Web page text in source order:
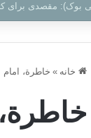
وکناره‌گیری از راه
خانه » خاطرة، امام
خاطرة،